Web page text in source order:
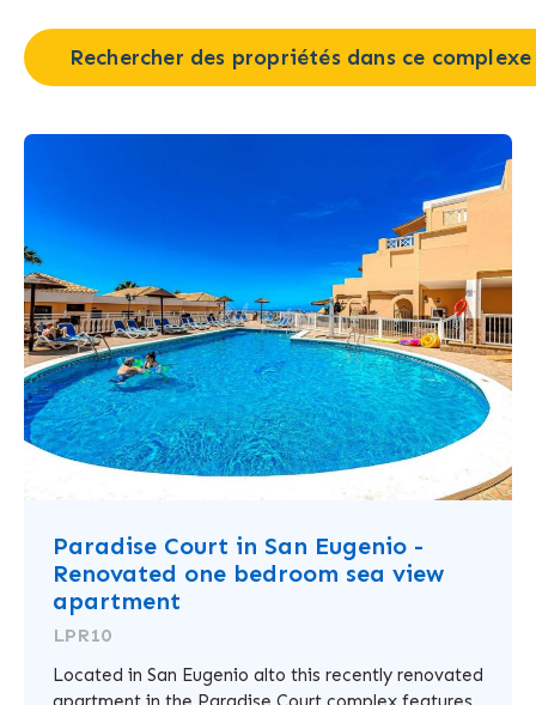
Rechercher des propriétés dans ce complexe
Paradise Court in San Eugenio -
Renovated one bedroom sea view
apartment
LPR10
Located in San Eugenio alto this recently renovated